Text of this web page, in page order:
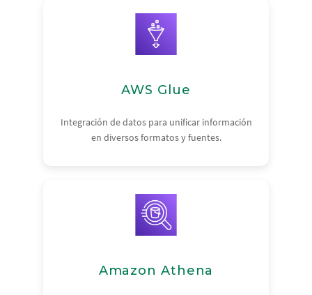
AWS Glue
Integración de datos para unificar información
en diversos formatos y fuentes.
Amazon Athena